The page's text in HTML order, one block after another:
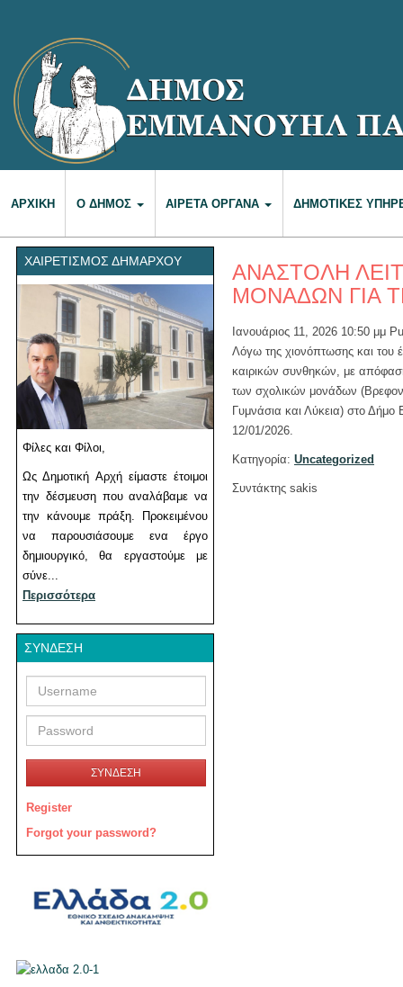
ΑΡΧΙΚΉ Ο ΔΉΜΟΣ ΑΙΡΕΤΆ ΌΡΓΑΝΑ ΔΗΜΟΤΙΚΈΣ
ΧΑΙΡΕΤΙΣΜΌΣ ΔΗΜΆΡΧΟΥ
Φίλες και Φίλοι,
Ως Δημοτική Αρχή είμαστε έτοιμοι
την δέσμευση που αναλάβαμε να
την κάνουμε πράξη. Προκειμένου
να παρουσιάσουμε ενα έργο
δημιουργικό, θα εργαστούμε με
σύνε...
Περισσότερα
ΣΎΝΔΕΣΗ
ΣΥΝΔΕΣΗ
Register
Forgot your password?
ΑΝΑΣΤΟΛΗ
ΜΟΝΑΔΩΝ ΓΙΑ
Ιανουάριος 11, 2026 10:50 μμ
Λόγω της χιονόπτωσης και του
καιρικών συνθηκών, με
των σχολικών μονάδων
Γυμνάσια και Λύκεια) στο
12/01/2026.
Κατηγορία: Uncategorized
Συντάκτης sakis